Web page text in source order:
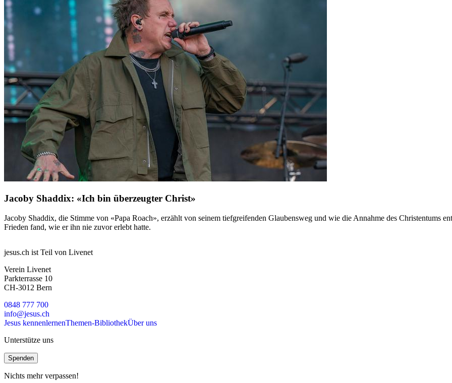
Jacoby Shaddix: «Ich bin überzeugter Christ»
Jacoby Shaddix, die Stimme von «Papa Roach», erzählt von seinem tiefgreifenden Glaubensweg und wie die Annahme des Christentums
Frieden fand, wie er ihn nie zuvor erlebt hatte.
jesus.ch ist Teil von Livenet
Verein Livenet
Parkterrasse 10
CH-3012 Bern
0848 777 700
info@jesus.ch
Jesus kennenlernenThemen-BibliothekÜber uns
Unterstütze uns
Spenden
Nichts mehr verpassen!